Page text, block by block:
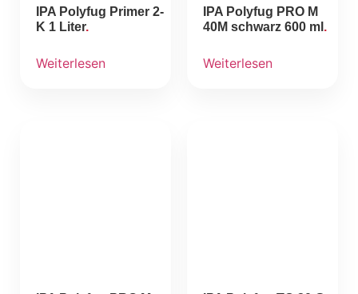
IPA Polyfug Primer 2-
K 1 Liter
Weiterlesen
IPA Polyfug PRO M
40M schwarz 600 ml
Weiterlesen